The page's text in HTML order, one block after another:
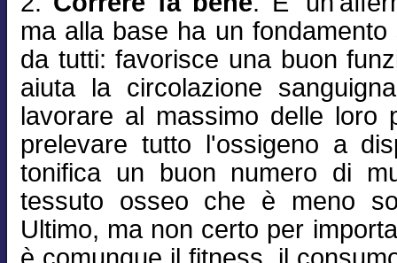
ma alla base ha un
da tutti: favorisce una buon
aiuta la circolazione
lavorare al massimo delle loro
prelevare tutto l'ossigeno a
tonifica un buon numero di
tessuto osseo che è meno
Ultimo, ma non certo per